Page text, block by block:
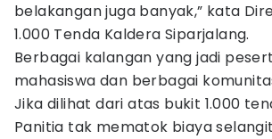
belakangan juga banyak,” kata
1.000 Tenda Kaldera Siparjalang.
Berbagai kalangan yang jadi
mahasiswa dan berbagai
Jika dilihat dari atas bukit 1.000
Panitia tak mematok biaya